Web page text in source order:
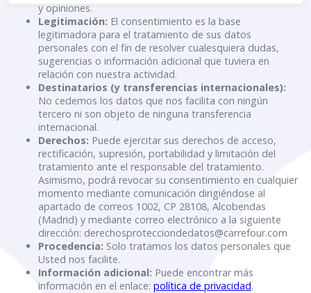
y opiniones.
Legitimación: El consentimiento es la base
legitimadora para el tratamiento de sus datos
personales con el fin de resolver cualesquiera dudas,
sugerencias o información adicional que tuviera en
relación con nuestra actividad.
Destinatarios (y transferencias internacionales):
No cedemos los datos que nos facilita con ningún
tercero ni son objeto de ninguna transferencia
internacional.
Derechos: Puede ejercitar sus derechos de acceso,
rectificación, supresión, portabilidad y limitación del
tratamiento ante el responsable del tratamiento.
Asimismo, podrá revocar su consentimiento en cualquier
momento mediante comunicación dirigiéndose al
apartado de correos 1002, CP 28108, Alcobendas
(Madrid) y mediante correo electrónico a la siguiente
dirección: derechosprotecciondedatos@carrefour.com
Procedencia: Solo tratamos los datos personales que
Usted nos facilite.
Información adicional: Puede encontrar más
información en el enlace: política de privacidad.